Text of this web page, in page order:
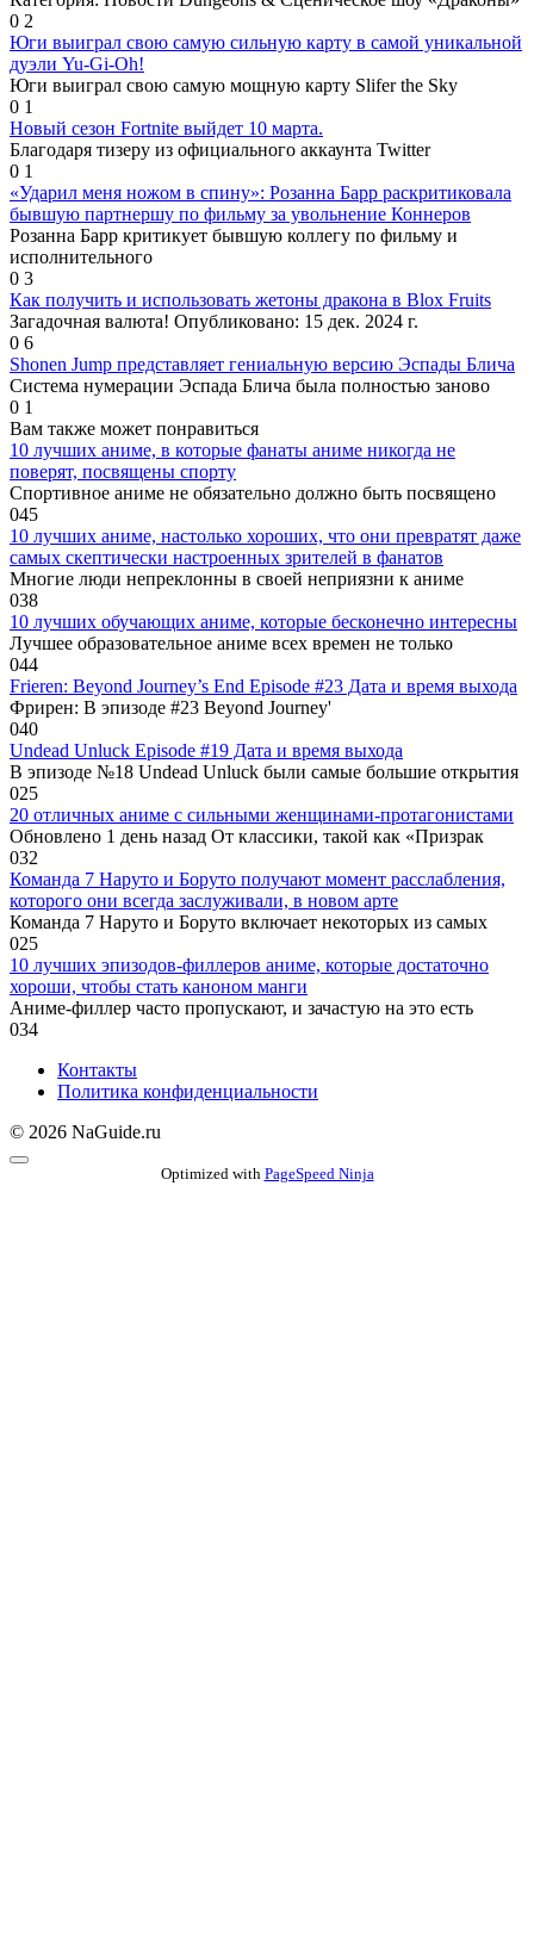
0 2
Юги выиграл свою самую сильную карту в самой уникальной
дуэли Yu-Gi-Oh!
Юги выиграл свою самую мощную карту Slifer the Sky
0 1
Новый сезон Fortnite выйдет 10 марта.
Благодаря тизеру из официального аккаунта Twitter
0 1
«Ударил меня ножом в спину»: Розанна Барр раскритиковала
бывшую партнершу по фильму за увольнение Коннеров
Розанна Барр критикует бывшую коллегу по фильму и
исполнительного
0 3
Как получить и использовать жетоны дракона в Blox Fruits
Загадочная валюта! Опубликовано: 15 дек. 2024 г.
0 6
Shonen Jump представляет гениальную версию Эспады Блича
Система нумерации Эспада Блича была полностью заново
0 1
Вам также может понравиться
10 лучших аниме, в которые фанаты аниме никогда не
поверят, посвящены спорту
Спортивное аниме не обязательно должно быть посвящено
045
10 лучших аниме, настолько хороших, что они превратят даже
самых скептически настроенных зрителей в фанатов
Многие люди непреклонны в своей неприязни к аниме
038
10 лучших обучающих аниме, которые бесконечно интересны
Лучшее образовательное аниме всех времен не только
044
Frieren: Beyond Journey’s End Episode #23 Дата и время выхода
Фрирен: В эпизоде ​​#23 Beyond Journey'
040
Undead Unluck Episode #19 Дата и время выхода
В эпизоде ​​№18 Undead Unluck были самые большие открытия
025
20 отличных аниме с сильными женщинами-протагонистами
Обновлено 1 день назад От классики, такой как «Призрак
032
Команда 7 Наруто и Боруто получают момент расслабления,
которого они всегда заслуживали, в новом арте
Команда 7 Наруто и Боруто включает некоторых из самых
025
10 лучших эпизодов-филлеров аниме, которые достаточно
хороши, чтобы стать каноном манги
Аниме-филлер часто пропускают, и зачастую на это есть
034
Контакты
Политика конфиденциальности
© 2026 NaGuide.ru
Optimized with PageSpeed Ninja